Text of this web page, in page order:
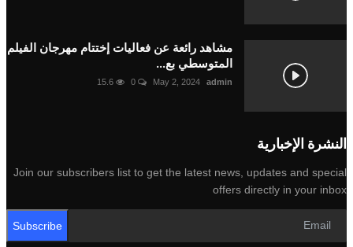
مشاهد رائعة عن فعاليات إختتام مهرجان الفيلم
المتوسطي بع...
May 2, 2024
0
15.6
الإخبارية
Join our subscribers list to get the latest news, updates and
offers directly in your
Subscribe